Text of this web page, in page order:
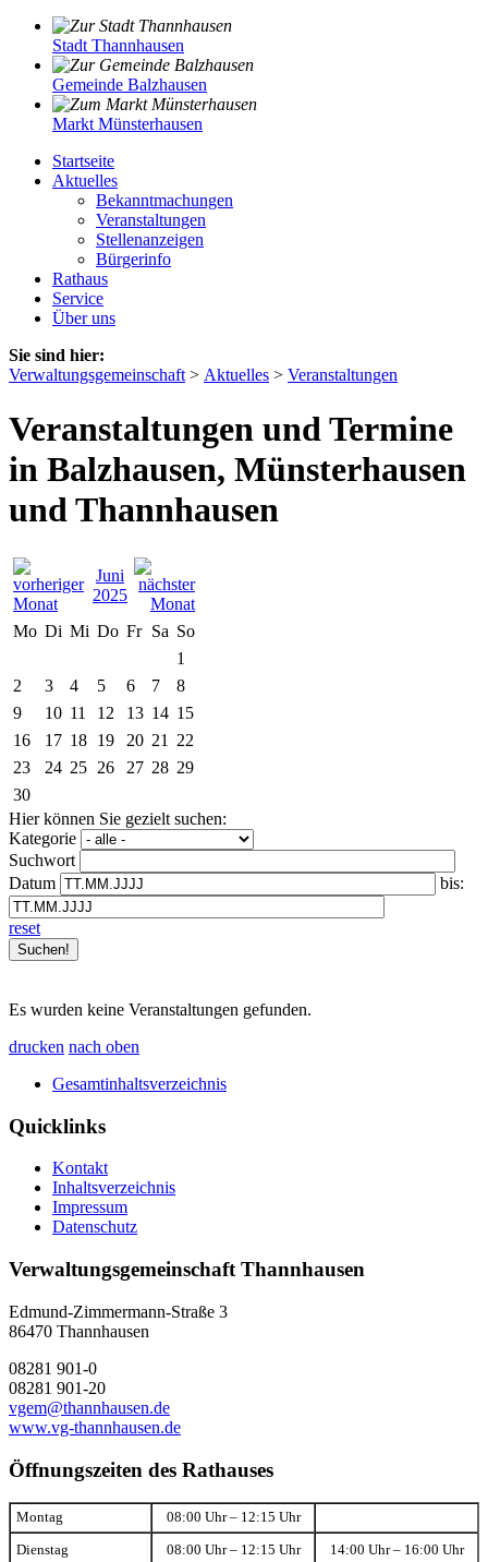
Stadt Thannhausen
Gemeinde Balzhausen
Markt Münsterhausen
Startseite
Aktuelles
Bekanntmachungen
Veranstaltungen
Stellenanzeigen
Bürgerinfo
Rathaus
Service
Über uns
Sie sind hier:
Verwaltungsgemeinschaft > Aktuelles > Veranstaltungen
Veranstaltungen und Termine
in Balzhausen, Münsterhausen
und Thannhausen
Juni
2025
Mo Di Mi Do Fr Sa So
1
2
3 4 5 6 7
8
9
10 11 12 13 14 15
16
17 18 19 20 21
22
23
24 25 26 27 28 29
30
Hier können Sie gezielt suchen:
Kategorie
Suchwort
Datum
bis:
reset
Es wurden keine Veranstaltungen gefunden.
drucken nach oben
Gesamtinhaltsverzeichnis
Quicklinks
Kontakt
Inhaltsverzeichnis
Impressum
Datenschutz
Verwaltungsgemeinschaft Thannhausen
Edmund-Zimmermann-Straße 3
86470 Thannhausen
08281 901-0
08281 901-20
vgem@thannhausen.de
www.vg-thannhausen.de
Öffnungszeiten des Rathauses
Montag 08:00 Uhr – 12:15 Uhr
Dienstag 08:00 Uhr – 12:15 Uhr 14:00 Uhr – 16:00 Uhr